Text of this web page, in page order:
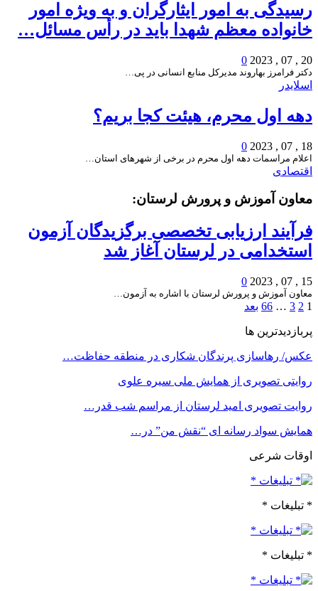
رسیدگی به امور ایثارگران و به ویژه امور
خانواده معظم شهدا باید در رأس مسائل…
20 , 07 , 2023
0
دکتر فرامرز بهاروند مدیرکل منابع انسانی در پی…
اسلایدر
دهه اول محرم، هیئت کجا بریم؟
18 , 07 , 2023
0
اعلام مراسمات دهه اول محرم در برخی از شهرهای استان…
اقتصادی
معاون آموزش و پرورش لرستان:
فرآیند ارزیابی تخصصی برگزیدگان آزمون
استخدامی در لرستان آغاز شد
15 , 07 , 2023
0
معاون آموزش و پرورش لرستان با اشاره به آزمون…
1
2
3
…
66 بعد
پربازدیدترین ها
عکس/ رهاسازی پرندگان شکاری در منطقه حفاظت…
روایتی تصویری از همایش ملی سیره علوی
روایت تصویری امید لرستان از مراسم شب قدر…
همایش سواد رسانه ای “نقش من” در…
اوقات شرعی
* تبلیغات *
* تبلیغات *